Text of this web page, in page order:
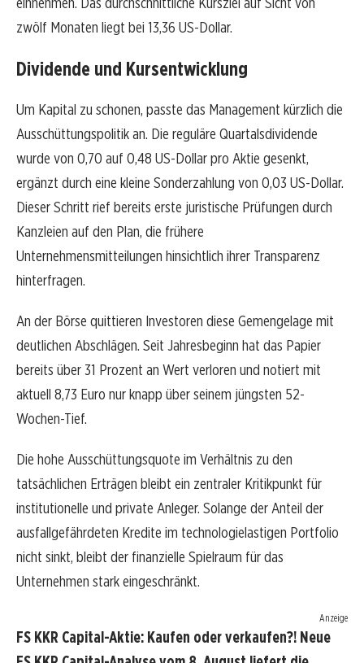
zwölf Monaten liegt bei 13,36 US-Dollar.
Dividende und Kursentwicklung
Um Kapital zu schonen, passte das Management kürzlich die
Ausschüttungspolitik an. Die reguläre Quartalsdividende
wurde von 0,70 auf 0,48 US-Dollar pro Aktie gesenkt,
ergänzt durch eine kleine Sonderzahlung von 0,03 US-Dollar.
Dieser Schritt rief bereits erste juristische Prüfungen durch
Kanzleien auf den Plan, die frühere
Unternehmensmitteilungen hinsichtlich ihrer Transparenz
hinterfragen.
An der Börse quittieren Investoren diese Gemengelage mit
deutlichen Abschlägen. Seit Jahresbeginn hat das Papier
bereits über 31 Prozent an Wert verloren und notiert mit
aktuell 8,73 Euro nur knapp über seinem jüngsten 52-
Wochen-Tief.
Die hohe Ausschüttungsquote im Verhältnis zu den
tatsächlichen Erträgen bleibt ein zentraler Kritikpunkt für
institutionelle und private Anleger. Solange der Anteil der
ausfallgefährdeten Kredite im technologielastigen Portfolio
nicht sinkt, bleibt der finanzielle Spielraum für das
Unternehmen stark eingeschränkt.
Anzeige
FS KKR Capital-Aktie: Kaufen oder verkaufen?! Neue